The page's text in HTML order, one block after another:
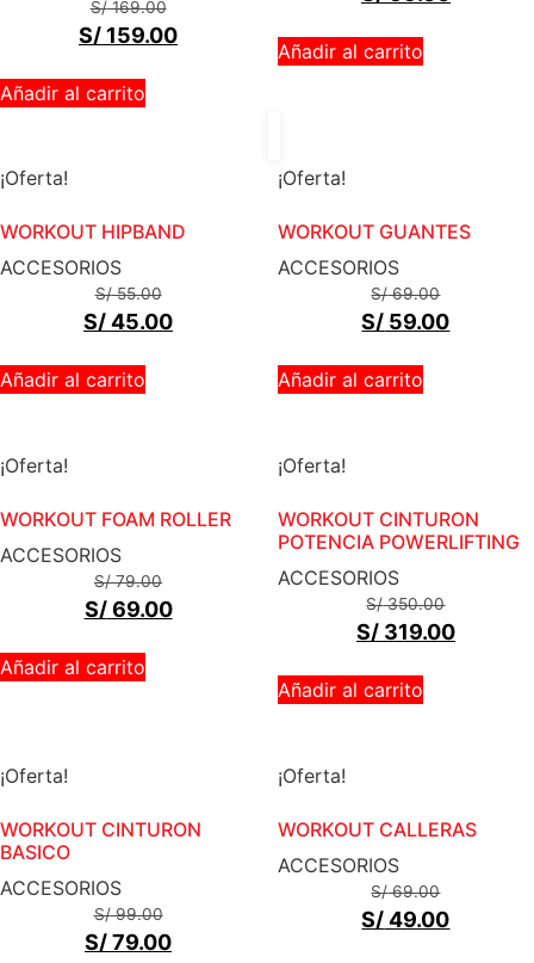
S/169.00
S/ 159.00
Añadir al carrito
Añadir al carrito
¡Oferta!
WORKOUT HIPBAND
ACCESORIOS
S/55.00
S/45.00
Añadir al carrito
¡Oferta!
WORKOUT GUANTES
ACCESORIOS
S/69.00
S/ 59.00
Añadir al carrito
¡Oferta!
WORKOUT FOAM ROLLER
ACCESORIOS
S/79.00
S/69.00
Añadir al carrito
¡Oferta!
WORKOUT CINTURON
POTENCIA POWERLIFTING
ACCESORIOS
S/350.00
S/319.00
Añadir al carrito
¡Oferta!
WORKOUT CINTURON
BASICO
ACCESORIOS
S/99.00
S/79.00
¡Oferta!
WORKOUT CALLERAS
ACCESORIOS
S/69.00
S/49.00